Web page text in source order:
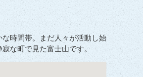
な時間帯。まだ人々が活動し始
な町で見た富士山です。